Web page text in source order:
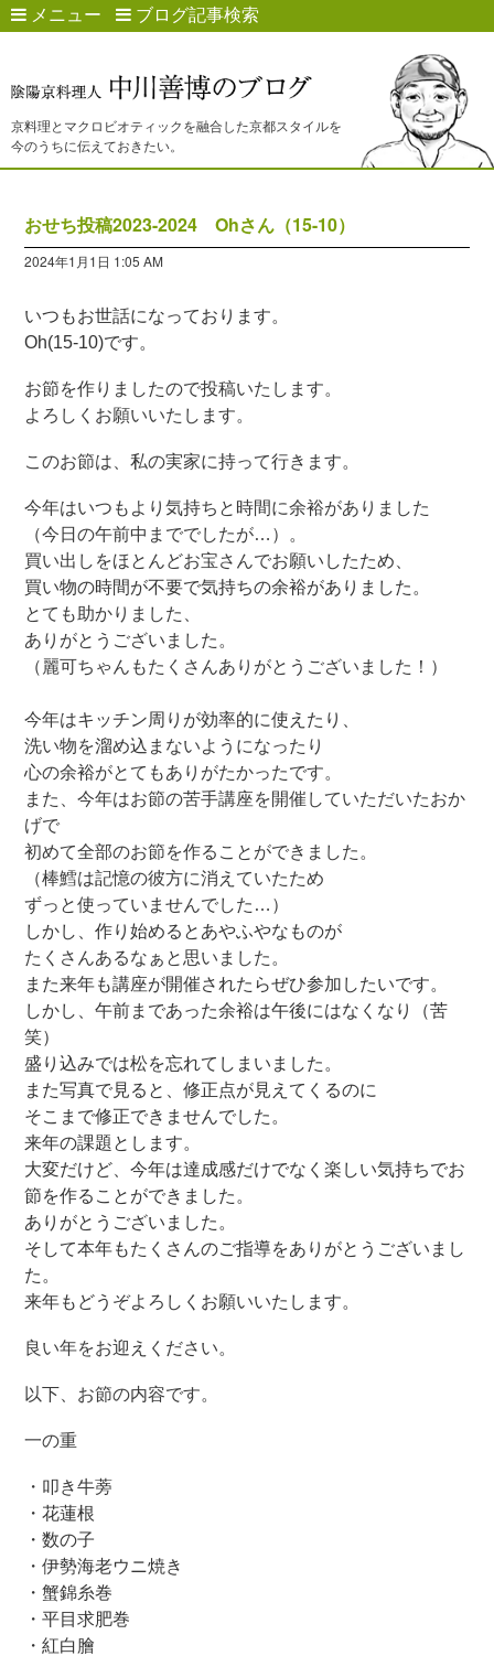
メニュー ブログ記事検索
京料理とマクロビオティックを融合した京都スタイルを
今のうちに伝えておきたい。
おせち投稿2023-2024 Ohさん（15-10）
2024年1月1日 1:05 AM
いつもお世話になっております。
Oh(15-10)です。
お節を作りましたので投稿いたします。
よろしくお願いいたします。
このお節は、私の実家に持って行きます。
今年はいつもより気持ちと時間に余裕がありました
（今日の午前中まででしたが…）。
買い出しをほとんどお宝さんでお願いしたため、
買い物の時間が不要で気持ちの余裕がありました。
とても助かりました、
ありがとうございました。
（麗可ちゃんもたくさんありがとうございました！）
今年はキッチン周りが効率的に使えたり、
洗い物を溜め込まないようになったり
心の余裕がとてもありがたかったです。
また、今年はお節の苦手講座を開催していただいたおか
げで
初めて全部のお節を作ることができました。
（棒鱈は記憶の彼方に消えていたため
ずっと使っていませんでした…）
しかし、作り始めるとあやふやなものが
たくさんあるなぁと思いました。
また来年も講座が開催されたらぜひ参加したいです。
しかし、午前まであった余裕は午後にはなくなり（苦
笑）
盛り込みでは松を忘れてしまいました。
また写真で見ると、修正点が見えてくるのに
そこまで修正できませんでした。
来年の課題とします。
大変だけど、今年は達成感だけでなく楽しい気持ちでお
節を作ることができました。
ありがとうございました。
そして本年もたくさんのご指導をありがとうございまし
た。
来年もどうぞよろしくお願いいたします。
良い年をお迎えください。
以下、 お節の内容です。
一の重
・叩き牛蒡
・花蓮根
・数の子
・伊勢海老ウニ焼き
・蟹錦糸巻
・平目求肥巻
・紅白膾